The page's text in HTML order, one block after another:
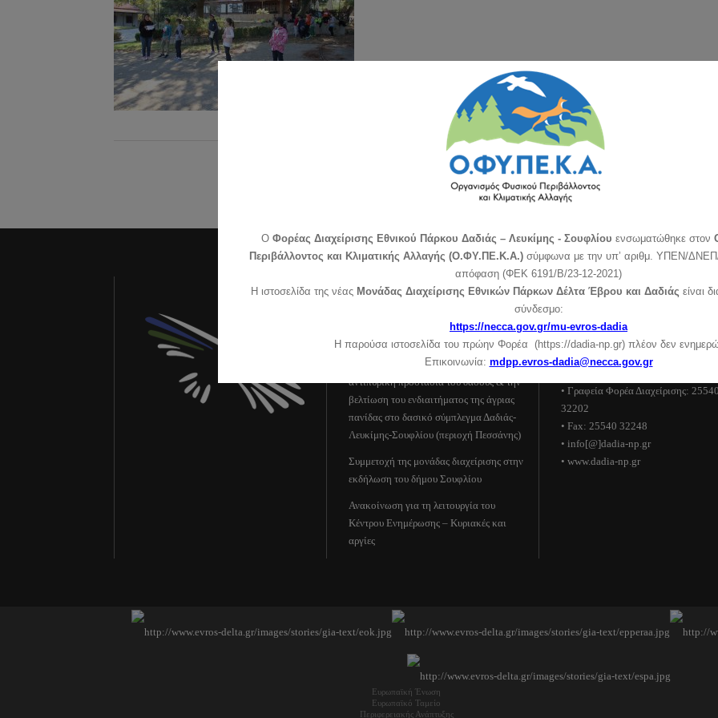
Τελευταία Νέα
Εορτασμός για τα 30 χρόνια της ημέρας
Natura 2000
Διαχείριση των διακένων για την
αντιπυρική προστασία του δάσους & την
βελτίωση του ενδιαιτήματος της άγριας
πανίδας στο δασικό σύμπλεγμα Δαδιάς-
Λευκίμης-Σουφλίου (περιοχή Πεσσάνης)
Συμμετοχή της μονάδας διαχείρισης στην
εκδήλωση του δήμου Σουφλίου
Ανακοίνωση για τη λειτουργία του
Κέντρου Ενημέρωσης – Κυριακές και
αργίες
Στοιχεία επικοινωνίας
Εθνικό Πάρκο Δάσους
Σουφλίου
Δαδιά Τ.Κ. 68400, Τ.Θ. 1413 Δαδιά
• Γραφεία Φορέα Διαχείρισης:
32202
• Fax: 25540 32248
• info[@]dadia-np.gr
• www.dadia-np.gr
Ευρωπαϊκή Ένωση
Ευρωπαϊκό Ταμείο
Περιφερειακής Ανάπτυξης
O Φορέας Διαχείρισης Εθνικού Πάρκου Δαδιάς – Λευκίμης - Σουφλίου ενσωματώθηκε στον
Περιβάλλοντος και Κλιματικής Αλλαγής (Ο.ΦΥ.ΠΕ.Κ.Α.) σύμφωνα με την υπ’ αριθμ. ΥΠΕΝ/
απόφαση (ΦΕΚ 6191/Β/23-12-2021)
Η ιστοσελίδα της νέας Μονάδας Διαχείρισης Εθνικών Πάρκων Δέλτα Έβρου και Δαδιάς είναι
σύνδεσμο:
https://necca.gov.gr/mu-evros-dadia
Η παρούσα ιστοσελίδα του πρώην Φορέα (https://dadia-np.gr) πλέον δεν
Επικοινωνία: mdpp.evros-dadia@necca.gov.gr